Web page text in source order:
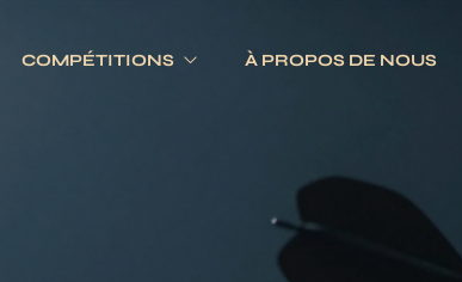
COMPÉTITIONS À PROPOS DE NOUS